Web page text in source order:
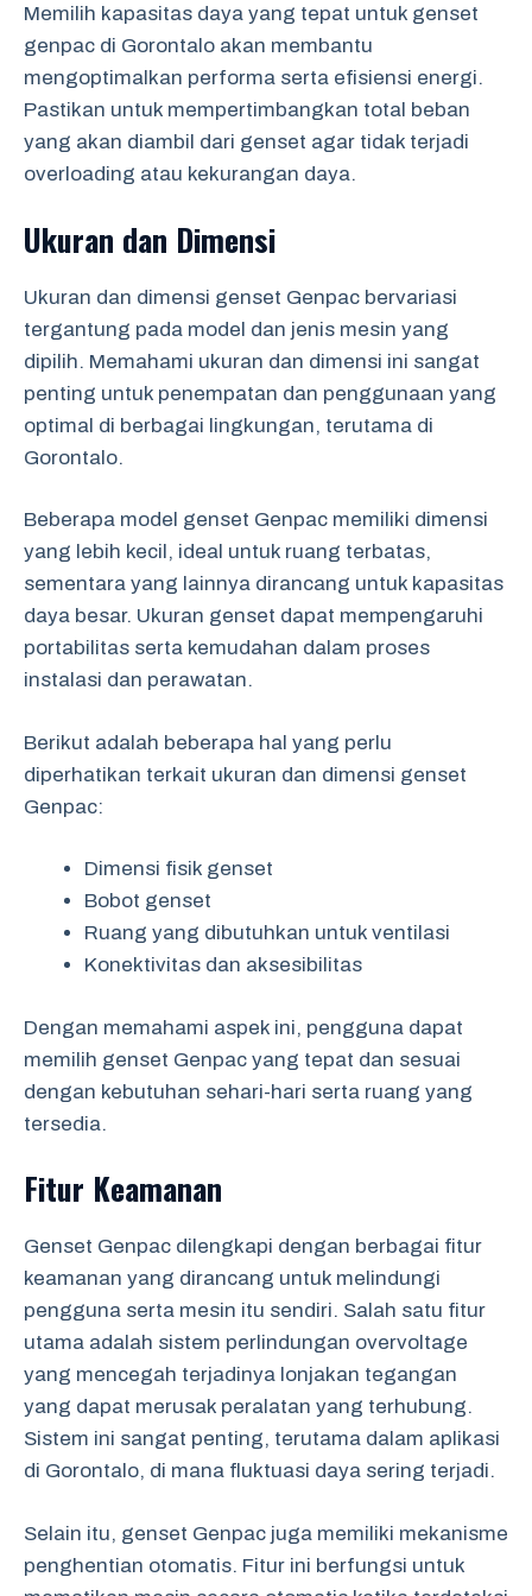
Memilih kapasitas daya yang tepat untuk genset
genpac di Gorontalo akan membantu
mengoptimalkan performa serta efisiensi energi.
Pastikan untuk mempertimbangkan total beban
yang akan diambil dari genset agar tidak terjadi
overloading atau kekurangan daya.
Ukuran dan Dimensi
Ukuran dan dimensi genset Genpac bervariasi
tergantung pada model dan jenis mesin yang
dipilih. Memahami ukuran dan dimensi ini sangat
penting untuk penempatan dan penggunaan yang
optimal di berbagai lingkungan, terutama di
Gorontalo.
Beberapa model genset Genpac memiliki dimensi
yang lebih kecil, ideal untuk ruang terbatas,
sementara yang lainnya dirancang untuk kapasitas
daya besar. Ukuran genset dapat mempengaruhi
portabilitas serta kemudahan dalam proses
instalasi dan perawatan.
Berikut adalah beberapa hal yang perlu
diperhatikan terkait ukuran dan dimensi genset
Genpac:
Dimensi fisik genset
Bobot genset
Ruang yang dibutuhkan untuk ventilasi
Konektivitas dan aksesibilitas
Dengan memahami aspek ini, pengguna dapat
memilih genset Genpac yang tepat dan sesuai
dengan kebutuhan sehari-hari serta ruang yang
tersedia.
Fitur Keamanan
Genset Genpac dilengkapi dengan berbagai fitur
keamanan yang dirancang untuk melindungi
pengguna serta mesin itu sendiri. Salah satu fitur
utama adalah sistem perlindungan overvoltage
yang mencegah terjadinya lonjakan tegangan
yang dapat merusak peralatan yang terhubung.
Sistem ini sangat penting, terutama dalam aplikasi
di Gorontalo, di mana fluktuasi daya sering terjadi.
Selain itu, genset Genpac juga memiliki mekanisme
penghentian otomatis. Fitur ini berfungsi untuk